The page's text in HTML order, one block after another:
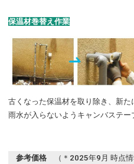
保温材巻替え作業
古くなった保温材を取り除き、新た
雨水が入らないようキャンバステー
参考価格 （＊2025年9月 時点情